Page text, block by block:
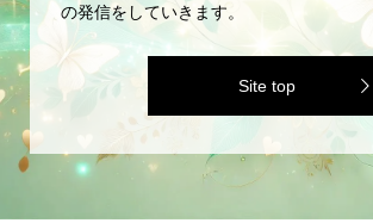
の発信をしていきます。
Site top